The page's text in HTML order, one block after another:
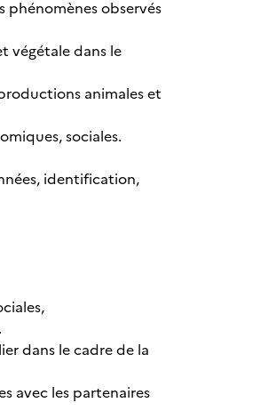
phénomènes observés
végétale dans le
animales et
sociales.
identification,
dans le cadre de la
avec les partenaires